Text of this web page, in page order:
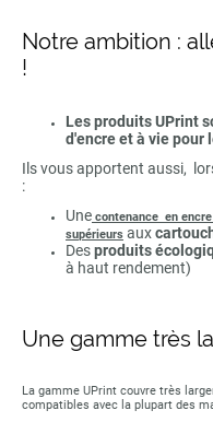
Notre ambition :
!
Les produits UPrint
d'encre et à vie pour
Ils vous apportent aussi,
:
Une contenance en
supérieurs aux
Desproduits
à haut rendement)
Une gamme très
La gamme UPrint couvre très
compatibles avec la plupart des